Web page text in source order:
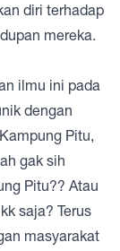
diri terhadap
mereka.
ilmu ini pada
dengan
Pitu,
gak sih
Pitu?? Atau
saja? Terus
masyarakat